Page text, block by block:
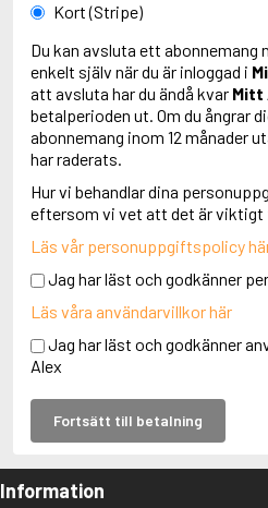
Kort (Stripe)
Du kan avsluta ett abonnemang
enkelt själv när du är inloggad i
att avsluta har du ändå kvar Mitt
betalperioden ut. Om du ångrar
abonnemang inom 12 månader
har raderats.
Hur vi behandlar dina
eftersom vi vet att det är viktigt
Läs vår personuppgiftspolicy
Jag har läst och godkänner
Läs våra användarvillkor här
Jag har läst och godkänner
Alex
Fortsätt till betalning
Information